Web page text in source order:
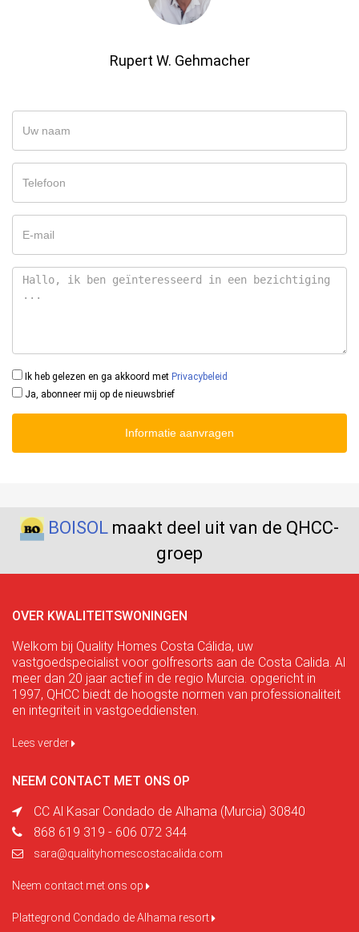
Rupert W. Gehmacher
Ik heb gelezen en ga akkoord met Privacybeleid
Ja, abonneer mij op de nieuwsbrief
Informatie aanvragen
BOISOL maakt deel uit van de QHCC-
groep
OVER KWALITEITSWONINGEN
Welkom bij Quality Homes Costa Cálida, uw
vastgoedspecialist voor golfresorts aan de Costa Calida. Al
meer dan 20 jaar actief in de regio Murcia. opgericht in
1997, QHCC biedt de hoogste normen van professionaliteit
en integriteit in vastgoeddiensten.
Lees verder
NEEM CONTACT MET ONS OP
CC Al Kasar Condado de Alhama (Murcia) 30840
868 619 319 - 606 072 344
sara@qualityhomescostacalida.com
Neem contact met ons op
Plattegrond Condado de Alhama resort